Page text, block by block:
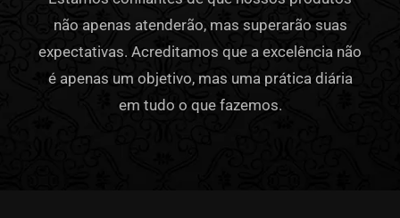
não apenas atenderão, mas superarão suas
expectativas. Acreditamos que a excelência não
é apenas um objetivo, mas uma prática diária
em tudo o que fazemos.